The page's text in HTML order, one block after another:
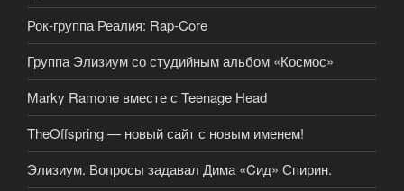
Рок-группа Реалия: Rap-Core
Группа Элизиум со студийным альбом «Космос»
Marky Ramone вместе с Teenage Head
TheOffspring — новый сайт с новым именем!
Элизиум. Вопросы задавал Дима «Cид» Спирин.